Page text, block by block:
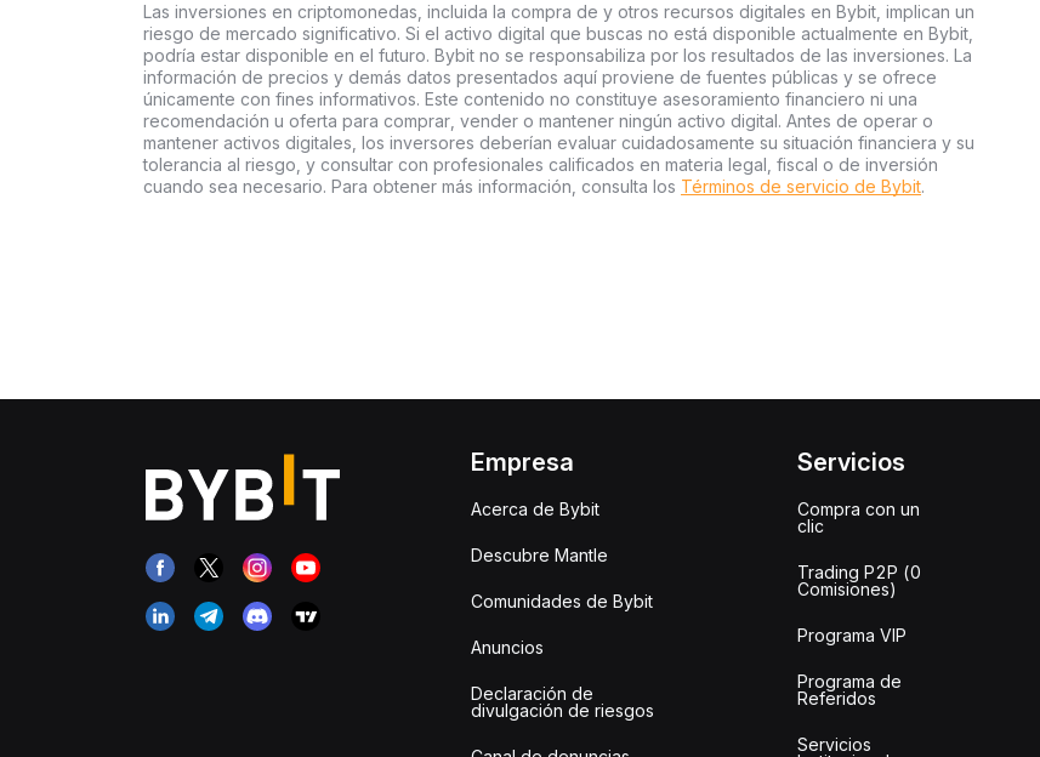
Las inversiones en criptomonedas, incluida la compra de y otros recursos digitales en Bybit, implican un
riesgo de mercado significativo. Si el activo digital que buscas no está disponible actualmente en Bybit,
podría estar disponible en el futuro. Bybit no se responsabiliza por los resultados de las inversiones. La
información de precios y demás datos presentados aquí proviene de fuentes públicas y se ofrece
únicamente con fines informativos. Este contenido no constituye asesoramiento financiero ni una
recomendación u oferta para comprar, vender o mantener ningún activo digital. Antes de operar o
mantener activos digitales, los inversores deberían evaluar cuidadosamente su situación financiera y su
tolerancia al riesgo, y consultar con profesionales calificados en materia legal, fiscal o de inversión
cuando sea necesario. Para obtener más información, consulta los Términos de servicio de Bybit.
Empresa
Acerca de Bybit
Descubre Mantle
Comunidades de Bybit
Anuncios
Declaración de
divulgación de riesgos
Servicios
Compra con un
clic
Trading P2P (0
Comisiones)
Programa VIP
Programa de
Referidos
Servicios